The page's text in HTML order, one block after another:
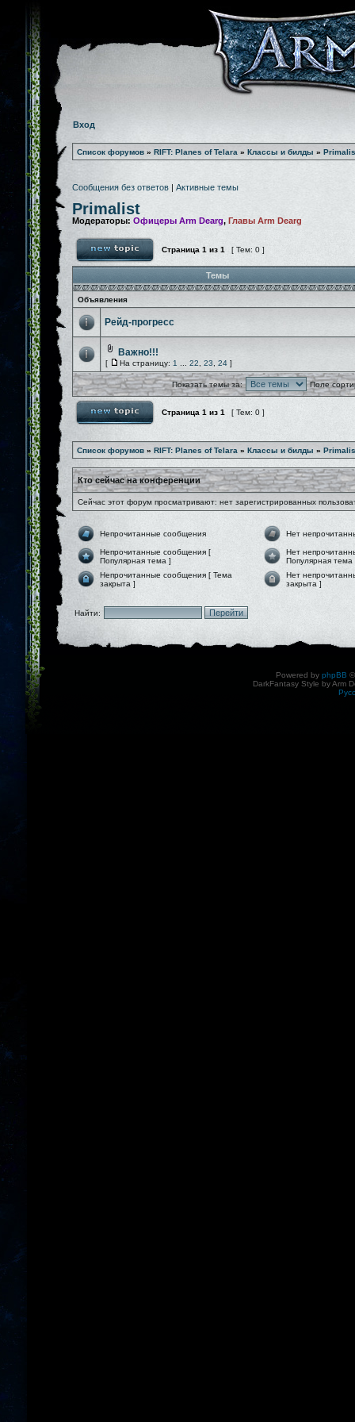
Вход
Список форумов » RIFT: Planes of Telara » Классы и билды »
Сообщения без ответов | Активные темы
Primalist
Модераторы: Офицеры Arm Dearg, Главы Arm Dearg
Страница 1 из 1 [ Тем: 0 ]
Темы
Объявления
Рейд-прогресс
Важно!!!
[ На страницу: 1 22 23 24 ]
Показать темы за: Поле
Страница 1 из 1 [ Тем: 0 ]
Список форумов » RIFT: Planes of Telara » Классы и билды »
Кто сейчас на конференции
Сейчас этот форум просматривают: нет зарегистрированных
Непрочитанные сообщения Нет
Непрочитанные сообщения [
Популярная тема ]
Нет
Популярная тема
Непрочитанные сообщения [ Тема
закрыта ]
Нет
закрыта ]
Найти:
Powered by phpBB
DarkFantasy Style by Arm